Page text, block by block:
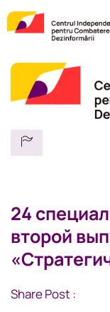
24
второй
Share Post :